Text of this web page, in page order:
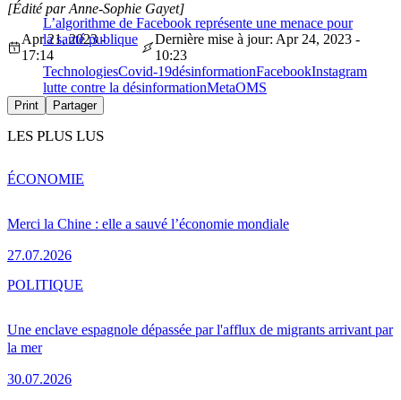
L’algorithme de Facebook représente une menace pour
la santé publique
[Édité par Anne-Sophie Gayet]
Apr 21, 2023 -
17:14
Dernière mise à jour: Apr 24, 2023 -
10:23
TechnologiesCovid-19désinformationFacebookInstagram
lutte contre la désinformationMetaOMS
Print Partager
LES PLUS LUS
Merci la Chine : elle a sauvé l’économie mondiale
27.07.2026
ÉCONOMIE
Une enclave espagnole dépassée par l'afflux de migrants arrivant par
la mer
30.07.2026
POLITIQUE